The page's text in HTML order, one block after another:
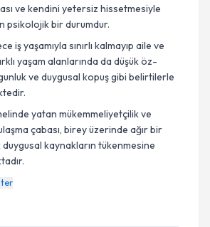
ve kendini yetersiz hissetmesiyle
psikolojik bir durumdur.
iş yaşamıyla sınırlı kalmayıp aile ve
yaşam alanlarında da düşük öz-
ve duygusal kopuş gibi belirtilerle
yatan mükemmeliyetçilik ve
çabası, birey üzerinde ağır bir
kaynakların tükenmesine